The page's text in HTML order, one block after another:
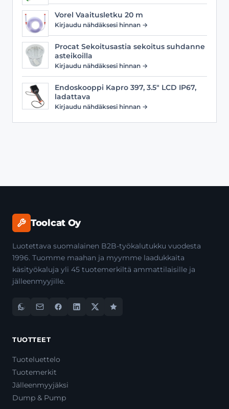
Vorel Vaaitusletku 20 m
Kirjaudu nähdäksesi hinnan →
Procat Sekoitusastia sekoitus suhdanne
asteikoilla
Kirjaudu nähdäksesi hinnan →
Endoskooppi Kapro 397, 3.5" LCD IP67,
ladattava
Kirjaudu nähdäksesi hinnan →
Toolcat Oy
Luotettava suomalainen B2B-työkalutukku vuodesta
1996. Tuomme maahan ja myymme laadukkaita
käsityökaluja yli 45 tuotemerkiltä ammattilaisille ja
jälleenmyyjille.
TUOTTEET
Tuoteluettelo
Tuotemerkit
Jälleenmyyjäksi
Dump & Pump